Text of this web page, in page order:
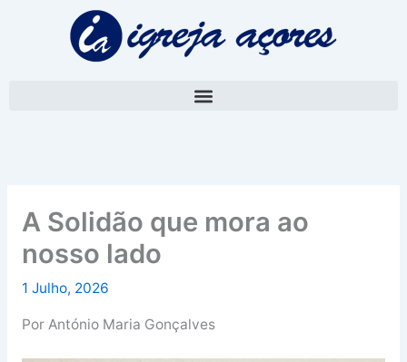
A Solidão que mora ao
nosso lado
1 Julho, 2026
Por António Maria Gonçalves